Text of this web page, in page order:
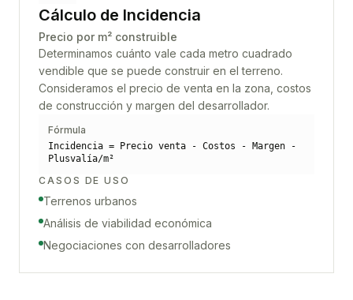
Cálculo de Incidencia
Precio por m² construible
Determinamos cuánto vale cada metro cuadrado
vendible que se puede construir en el terreno.
Consideramos el precio de venta en la zona, costos
de construcción y margen del desarrollador.
Fórmula
Incidencia = Precio venta - Costos - Margen -
Plusvalía/m²
CASOS DE USO
Terrenos urbanos
Análisis de viabilidad económica
Negociaciones con desarrolladores